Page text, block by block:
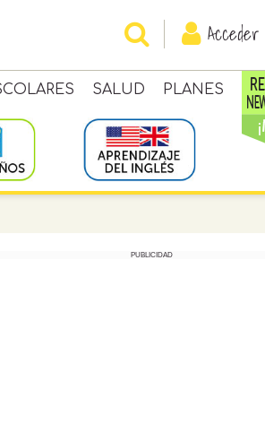
Acceder
SALUD PLANES
PUBLICIDAD